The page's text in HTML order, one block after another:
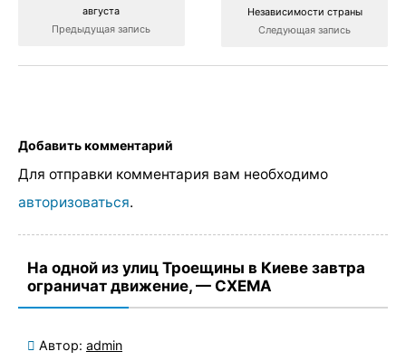
августа
Предыдущая запись
Независимости страны
Следующая запись
Добавить комментарий
Для отправки комментария вам необходимо
авторизоваться.
На одной из улиц Троещины в Киеве завтра
ограничат движение, — СХЕМА
Автор: admin